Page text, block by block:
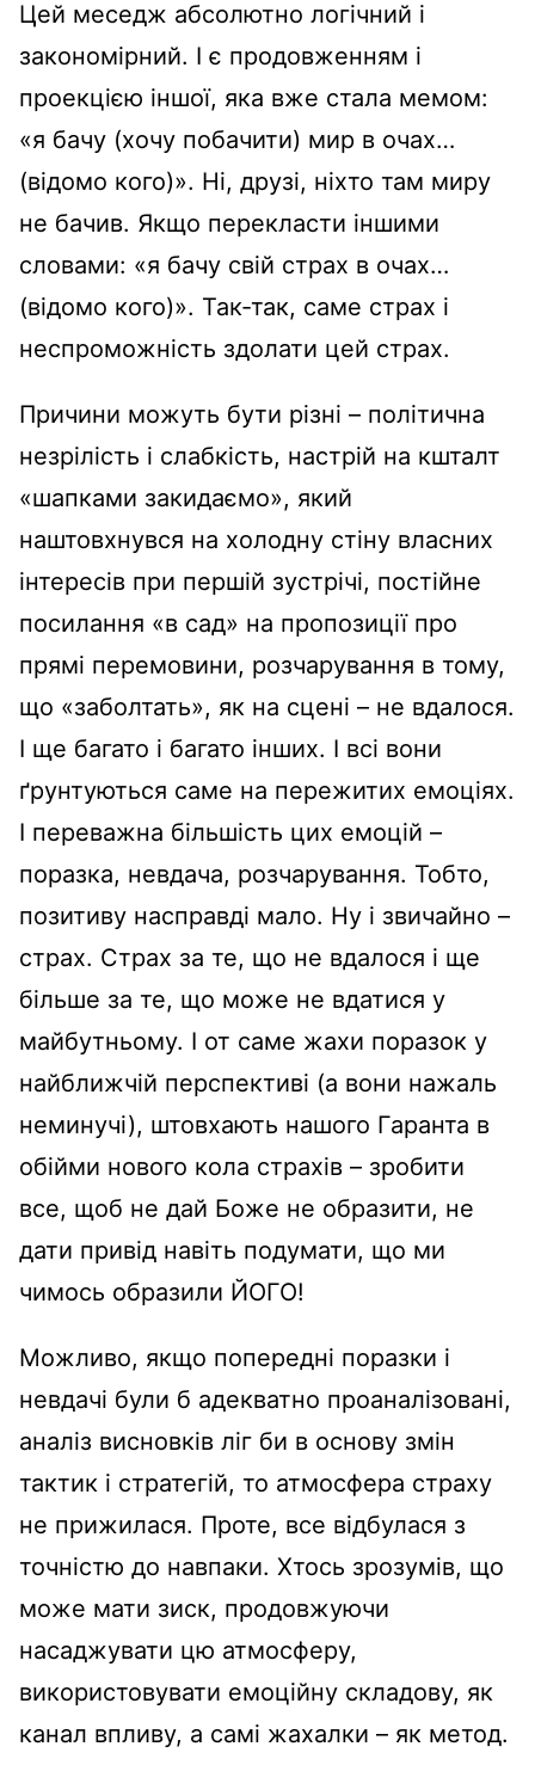
Цей меседж абсолютно логічний і
закономірний. І є продовженням і
проекцією іншої, яка вже стала мемом:
«я бачу (хочу побачити) мир в очах…
(відомо кого)». Ні, друзі, ніхто там миру
не бачив. Якщо перекласти іншими
словами: «я бачу свій страх в очах…
(відомо кого)». Так-так, саме страх і
неспроможність здолати цей страх.
Причини можуть бути різні – політична
незрілість і слабкість, настрій на кшталт
«шапками закидаємо», який
наштовхнувся на холодну стіну власних
інтересів при першій зустрічі, постійне
посилання «в сад» на пропозиції про
прямі перемовини, розчарування в тому,
що «заболтать», як на сцені – не вдалося.
І ще багато і багато інших. І всі вони
ґрунтуються саме на пережитих емоціях.
І переважна більшість цих емоцій –
поразка, невдача, розчарування. Тобто,
позитиву насправді мало. Ну і звичайно –
страх. Страх за те, що не вдалося і ще
більше за те, що може не вдатися у
майбутньому. І от саме жахи поразок у
найближчій перспективі (а вони нажаль
неминучі), штовхають нашого Гаранта в
обійми нового кола страхів – зробити
все, щоб не дай Боже не образити, не
дати привід навіть подумати, що ми
чимось образили ЙОГО!
Можливо, якщо попередні поразки і
невдачі були б адекватно проаналізовані,
аналіз висновків ліг би в основу змін
тактик і стратегій, то атмосфера страху
не прижилася. Проте, все відбулася з
точністю до навпаки. Хтось зрозумів, що
може мати зиск, продовжуючи
насаджувати цю атмосферу,
використовувати емоційну складову, як
канал впливу, а самі жахалки – як метод.